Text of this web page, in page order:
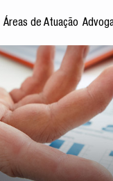
Áreas de Atuação